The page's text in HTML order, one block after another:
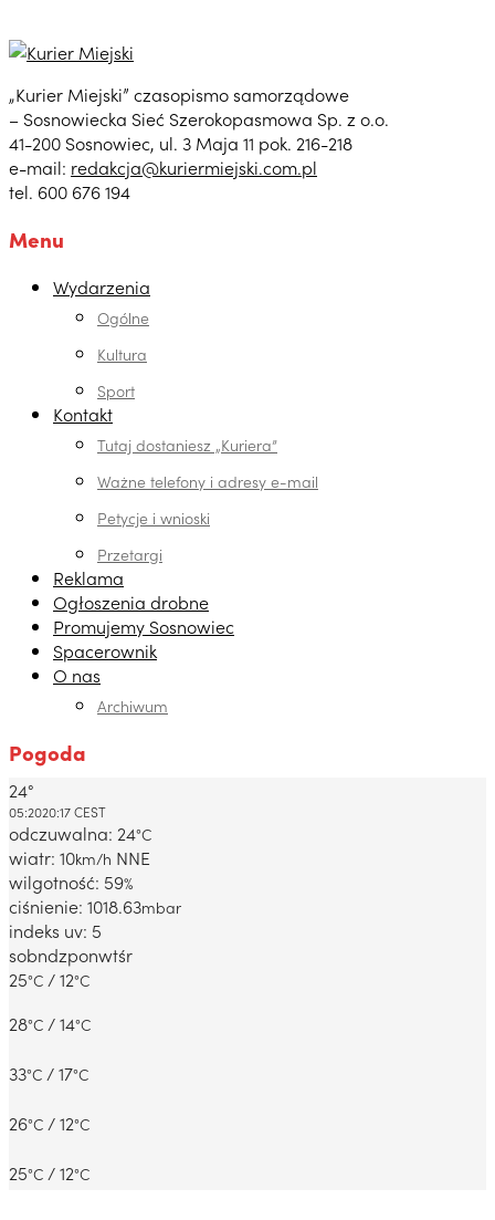
„Kurier Miejski” czasopismo samorządowe
– Sosnowiecka Sieć Szerokopasmowa Sp. z o.o.
41-200 Sosnowiec, ul. 3 Maja 11 pok. 216-218
e-mail: redakcja@kuriermiejski.com.pl
tel. 600 676 194
Menu
Wydarzenia
Ogólne
Kultura
Sport
Kontakt
Tutaj dostaniesz „Kuriera”
Ważne telefony i adresy e-mail
Petycje i wnioski
Przetargi
Reklama
Ogłoszenia drobne
Promujemy Sosnowiec
Spacerownik
O nas
Archiwum
Pogoda
Dabrowa Gornicza, PL
24°
05:2020:17 CEST
odczuwalna: 24°C
wiatr: 10km/h NNE
wilgotność: 59%
ciśnienie: 1018.63mbar
indeks uv: 5
sobndzponwtśr
25°C / 12°C
28°C / 14°C
33°C / 17°C
26°C / 12°C
25°C / 12°C